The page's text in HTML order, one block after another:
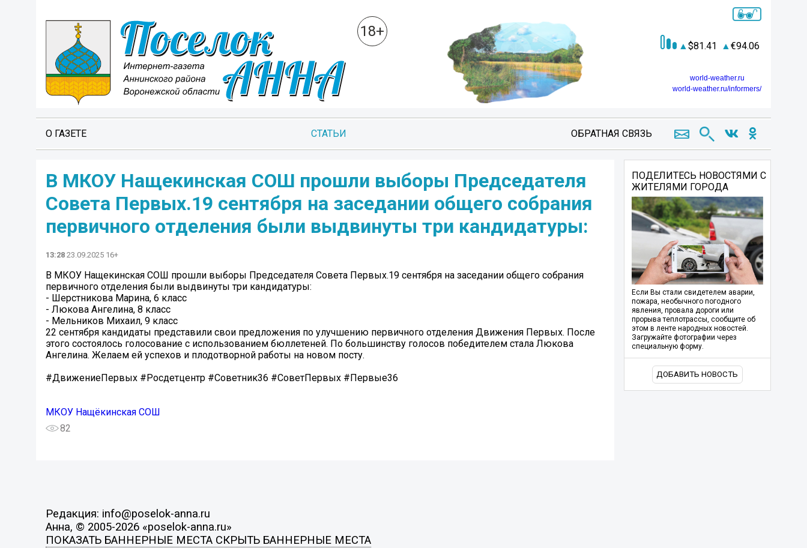
18+
81.41 94.06
world-weather.ru
world-weather.ru/informers/
О ГАЗЕТЕ СТАТЬИ ОБРАТНАЯ СВЯЗЬ
В МКОУ Нащекинская СОШ прошли выборы Председателя
Совета Первых.19 сентября на заседании общего собрания
первичного отделения были выдвинуты три кандидатуры:
13:28 23.09.2025 16+
В МКОУ Нащекинская СОШ прошли выборы Председателя Совета Первых.19 сентября на заседании общего собрания
первичного отделения были выдвинуты три кандидатуры:
- Шерстникова Марина, 6 класс
- Люкова Ангелина, 8 класс
- Мельников Михаил, 9 класс
22 сентября кандидаты представили свои предложения по улучшению первичного отделения Движения Первых. После
этого состоялось голосование с использованием бюллетеней. По большинству голосов победителем стала Люкова
Ангелина. Желаем ей успехов и плодотворной работы на новом посту.
#ДвижениеПервых #Росдетцентр #Советник36 #СоветПервых #Первые36
МКОУ Нащёкинская СОШ
82
ПОДЕЛИТЕСЬ НОВОСТЯМИ С
ЖИТЕЛЯМИ ГОРОДА
Если Вы стали свидетелем аварии,
пожара, необычного погодного
явления, провала дороги или
прорыва теплотрассы, сообщите об
этом в ленте народных новостей.
Загружайте фотографии через
специальную форму.
ДОБАВИТЬ НОВОСТЬ
Редакция: info@poselok-anna.ru
Анна, © 2005-2026 «poselok-anna.ru»
ПОКАЗАТЬ БАННЕРНЫЕ МЕСТА СКРЫТЬ БАННЕРНЫЕ МЕСТА